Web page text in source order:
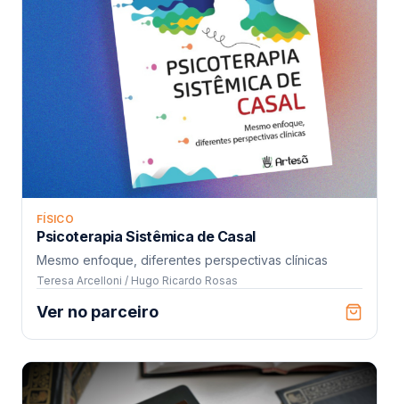
FÍSICO
Psicoterapia Sistêmica de Casal
Mesmo enfoque, diferentes perspectivas clínicas
Teresa Arcelloni / Hugo Ricardo Rosas
Ver no parceiro